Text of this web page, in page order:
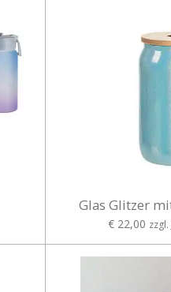
Glas Glitzer
€ 22,00 zzgl.